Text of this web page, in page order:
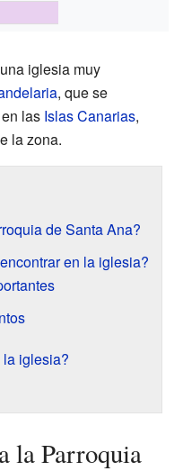
iglesia muy
, que se
las Islas Canarias,
la zona.
de Santa Ana?
en la iglesia?
iglesia?
la Parroquia